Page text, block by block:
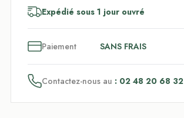
Expédié sous 1 jour ouvré
Paiement SANS FRAIS
Contactez-nous au : 02 48 20 68 32